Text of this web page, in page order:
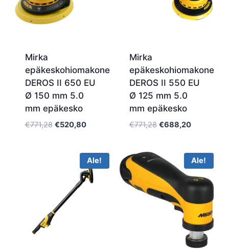
Mirka
epäkeskohiomakone
DEROS II 650 EU
Ø 150 mm 5.0
mm epäkesko
€771,28 Alkuperäinen
€520,80Nykyinen
€520,80.
Mirka
epäkeskohiomakone
DEROS II 550 EU
Ø 125 mm 5.0
mm epäkesko
€771,28 Alkuperäinen
€771,28.
€688,20Nykyinen
€688,20.
Ale! Ale!